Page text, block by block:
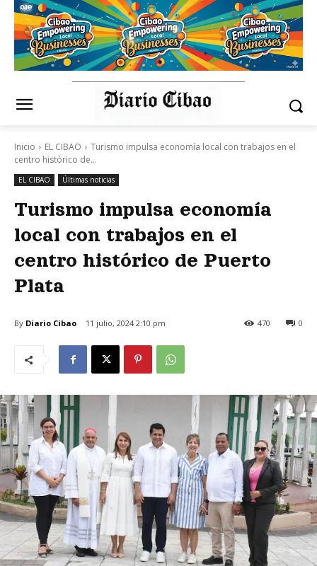
Inicio EL CIBAO
Turismo impulsa economía local con trabajos en el
centro histórico de...
EL CIBAO Últimas noticias
Turismo impulsa economía
local con trabajos en el
centro histórico de Puerto
Plata
By Diario Cibao 11 julio, 2024 2:10 pm 0
470